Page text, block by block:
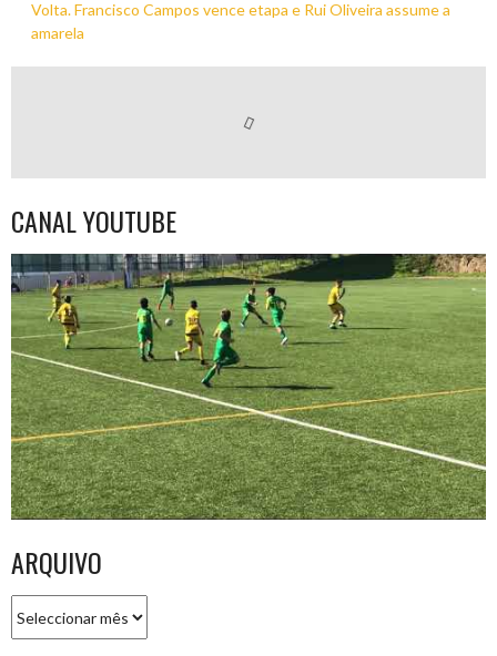
Volta. Francisco Campos vence etapa e Rui Oliveira assume a
amarela
CANAL YOUTUBE
ARQUIVO